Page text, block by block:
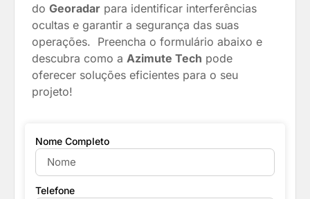
do Georadar para identificar interferências
ocultas e garantir a segurança das suas
operações. Preencha o formulário abaixo e
descubra como a Azimute Tech pode
oferecer soluções eficientes para o seu
projeto!
Nome Completo
Telefone